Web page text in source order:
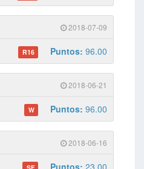
2018-07-09
R16 Puntos: 96.00
2018-06-21
W Puntos: 96.00
2018-06-16
Puntos: 23.00